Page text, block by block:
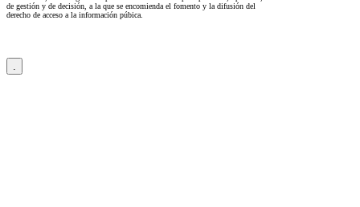
de gestión y de decisión, a la que se encomienda el fomento y la difusión del
derecho de acceso a la información púbica.